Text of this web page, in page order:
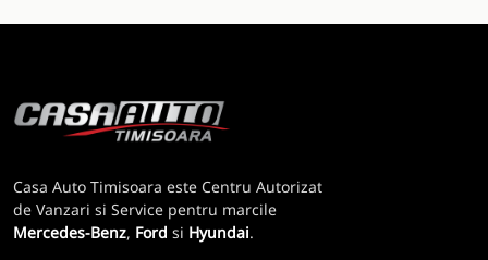
Casa Auto Timisoara este Centru Autorizat
de Vanzari si Service pentru marcile
Mercedes-Benz, Ford si Hyundai.